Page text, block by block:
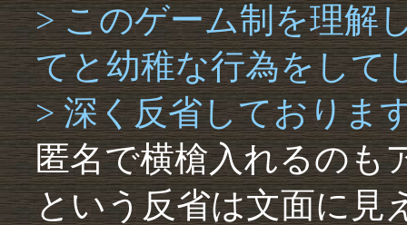
> このゲーム制を理解
てと幼稚な行為をして
> 深く反省しておりま
匿名で横槍入れるのも
という反省は文面に見